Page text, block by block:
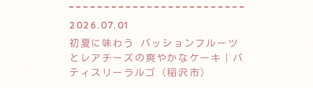
2026.07.01
初夏に味わう パッションフルーツ
とレアチーズの爽やかなケーキ｜パ
ティスリーラルゴ（稲沢市）